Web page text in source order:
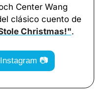
Center Wang
Christmas!".
📷